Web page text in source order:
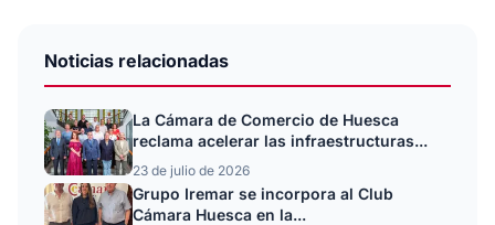
Noticias relacionadas
La Cámara de Comercio de Huesca
reclama acelerar las infraestructuras...
23 de julio de 2026
Grupo Iremar se incorpora al Club
Cámara Huesca en la...